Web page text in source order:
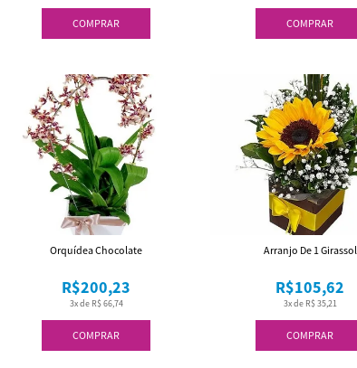
COMPRAR COMPRAR
COMPRAR
3x de R$ 66,74
R$200,23
Orquídea Chocolate
COMPRAR
3x de R$ 35,21
R$105,62
Arranjo De 1 Girassol